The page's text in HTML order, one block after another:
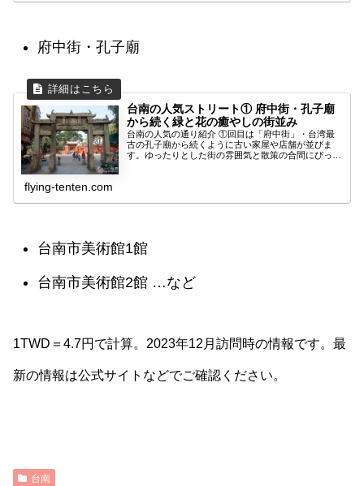
府中街・孔子廟
台南の人気ストリート① 府中街・孔子廟
から続く緑と花の癒やしの街並み
台南の人気の通り紹介 ①回目は「府中街」・台湾最
古の孔子廟から続くように古い家屋や店舗が並びま
す。ゆったりとした街の雰囲気と散策の合間にぴった
flying-tenten.com
台南市美術館1館
台南市美術館2館 …など
1TWD＝4.7円で計算。2023年12月訪問時の情報です。最
新の情報は公式サイトなどでご確認ください。
台南